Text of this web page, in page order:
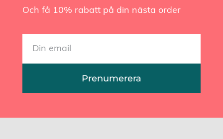
Och få 10% rabatt på din nästa order
Prenumerera